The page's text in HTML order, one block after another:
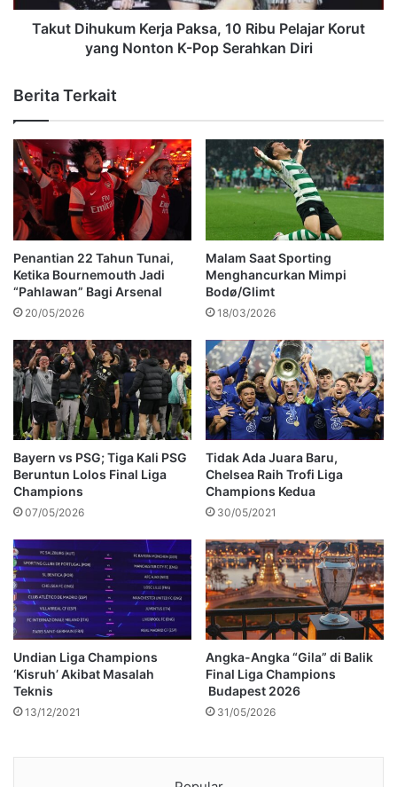
Takut Dihukum Kerja Paksa, 10 Ribu Pelajar Korut
yang Nonton K-Pop Serahkan Diri
Berita Terkait
Penantian 22 Tahun Tunai,
Ketika Bournemouth Jadi
“Pahlawan” Bagi Arsenal
20/05/2026
Malam Saat Sporting
Menghancurkan Mimpi
Bodø/Glimt
18/03/2026
Bayern vs PSG; Tiga Kali PSG
Beruntun Lolos Final Liga
Champions
07/05/2026
Tidak Ada Juara Baru,
Chelsea Raih Trofi Liga
Champions Kedua
30/05/2021
Undian Liga Champions
‘Kisruh’ Akibat Masalah
Teknis
13/12/2021
Angka-Angka “Gila” di Balik
Final Liga Champions
Budapest 2026
31/05/2026